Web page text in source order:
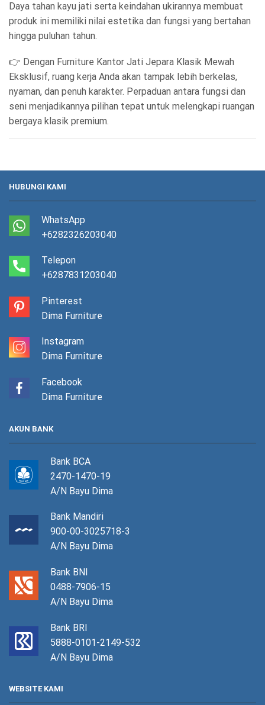
Daya tahan kayu jati serta keindahan ukirannya membuat
produk ini memiliki nilai estetika dan fungsi yang bertahan
hingga puluhan tahun.
👉 Dengan Furniture Kantor Jati Jepara Klasik Mewah
Eksklusif, ruang kerja Anda akan tampak lebih berkelas,
nyaman, dan penuh karakter. Perpaduan antara fungsi dan
seni menjadikannya pilihan tepat untuk melengkapi ruangan
bergaya klasik premium.
HUBUNGI KAMI
WhatsApp
+6282326203040
Telepon
+6287831203040
Pinterest
Dima Furniture
Instagram
Dima Furniture
Facebook
Dima Furniture
AKUN BANK
Bank BCA
2470-1470-19
A/N Bayu Dima
Bank Mandiri
900-00-3025718-3
A/N Bayu Dima
Bank BNI
0488-7906-15
A/N Bayu Dima
Bank BRI
5888-0101-2149-532
A/N Bayu Dima
WEBSITE KAMI